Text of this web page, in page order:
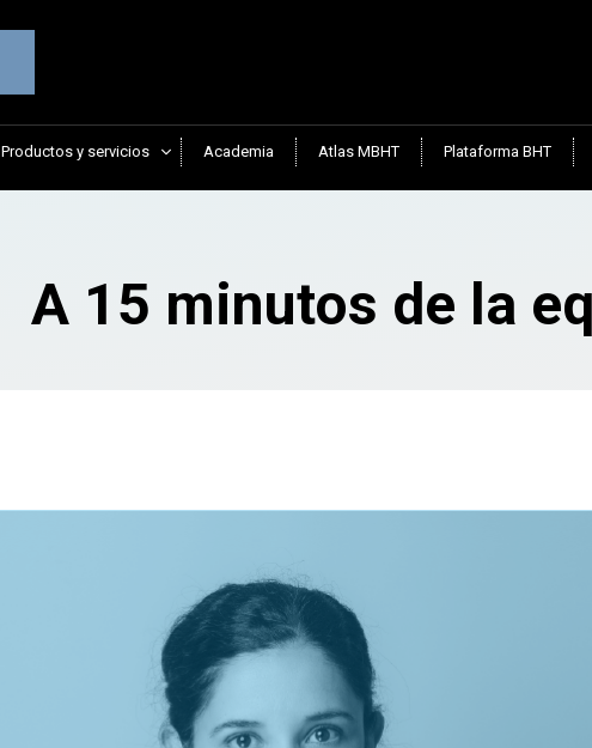
Productos y servicios Academia Atlas MBHT Plataforma BHT
A 15 minutos de la